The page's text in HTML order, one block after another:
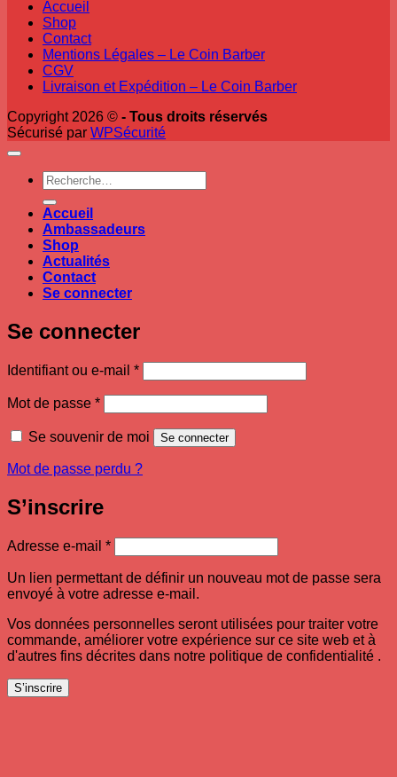
Accueil
Shop
Contact
Mentions Légales – Le Coin Barber
CGV
Livraison et Expédition – Le Coin Barber
Copyright 2026 © - Tous droits réservés
Sécurisé par WPSécurité
Recherche
pour :
Accueil
Ambassadeurs
Shop
Actualités
Contact
Se connecter
Se connecter
Identifiant ou e-mail *Obligatoire
Mot de passe *Obligatoire
Se souvenir de moi Se connecter
Mot de passe perdu ?
S’inscrire
Adresse e-mail *Obligatoire
Un lien permettant de définir un nouveau mot de passe sera
envoyé à votre adresse e-mail.
Vos données personnelles seront utilisées pour traiter votre
commande, améliorer votre expérience sur ce site web et à
d'autres fins décrites dans notre politique de confidentialité .
S’inscrire